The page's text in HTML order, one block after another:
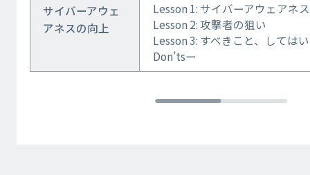
サイバーアウェ
アネスの向上
Lesson 1: サイバーアウェアネ
Lesson 2: 攻撃者の狙い
Lesson 3: すべきこと、しては
Don’tsー